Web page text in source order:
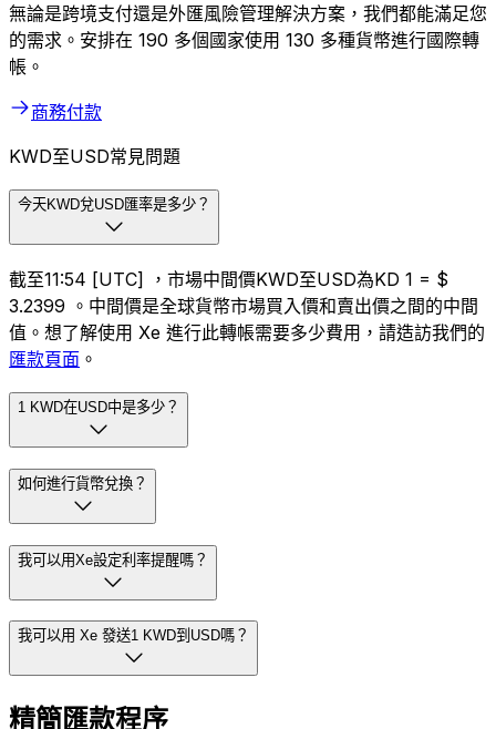
無論是跨境支付還是外匯風險管理解決方案，我們都能滿足您
的需求。安排在 190 多個國家使用 130 多種貨幣進行國際轉
帳。
商務付款
KWD至USD常見問題
今天KWD兌USD匯率是多少？
截至11:54 [UTC] ，市場中間價KWD至USD為KD 1 = $
3.2399 。中間價是全球貨幣市場買入價和賣出價之間的中間
值。想了解使用 Xe 進行此轉帳需要多少費用，請造訪我們的
匯款頁面 。
1 KWD在USD中是多少？
如何進行貨幣兌換？
我可以用Xe設定利率提醒嗎？
我可以用 Xe 發送1 KWD到USD嗎？
精簡匯款程序